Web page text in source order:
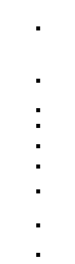
■
■
■
■
■
■
■
■
■